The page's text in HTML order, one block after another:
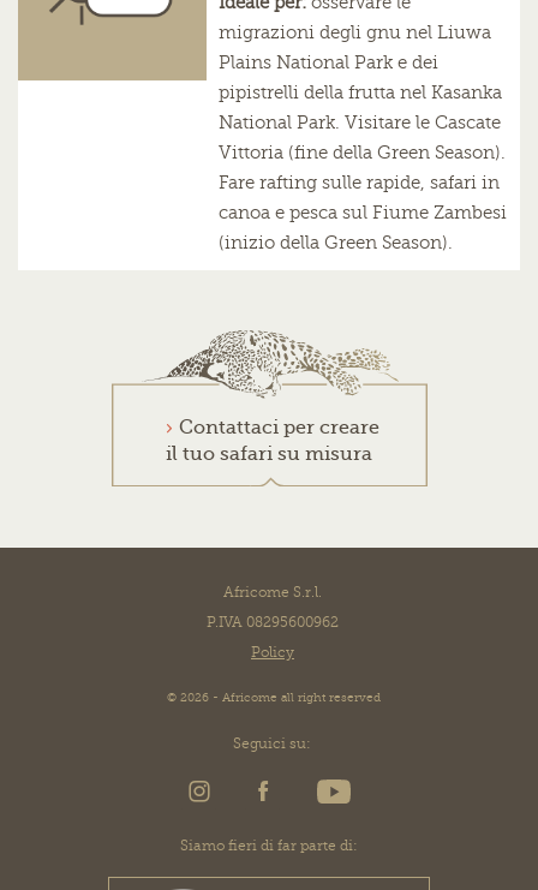
migrazioni degli gnu nel Liuwa
Plains National Park e dei
pipistrelli della frutta nel Kasanka
National Park. Visitare le Cascate
Vittoria (fine della Green Season).
Fare rafting sulle rapide, safari in
canoa e pesca sul Fiume Zambesi
(inizio della Green Season).
Contattaci per creare
il tuo safari su misura
Seguici su:
Africome S.r.l.
P.IVA 08295600962
Policy
© 2026 - Africome all right reserved
Siamo fieri di far parte di: